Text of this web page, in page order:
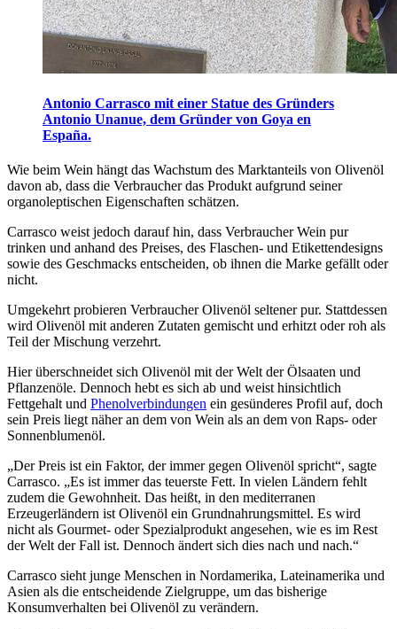
Antonio Carrasco mit einer Statue des Gründers
Antonio Unanue, dem Gründer von Goya en
España.
Wie beim Wein hängt das Wachstum des Marktanteils von Olivenöl
davon ab, dass die Verbraucher das Produkt aufgrund seiner
organoleptischen Eigenschaften schätzen.
Carrasco weist jedoch darauf hin, dass Verbraucher Wein pur
trinken und anhand des Preises, des Flaschen- und Etikettendesigns
sowie des Geschmacks entscheiden, ob ihnen die Marke gefällt oder
nicht.
Umgekehrt probieren Verbraucher Olivenöl seltener pur. Stattdessen
wird Olivenöl mit anderen Zutaten gemischt und erhitzt oder roh als
Teil der Mischung verzehrt.
Hier überschneidet sich Olivenöl mit der Welt der Ölsaaten und
Pflanzenöle. Dennoch hebt es sich ab und weist hinsichtlich
Fettgehalt und Phenolverbindungen ein gesünderes Profil auf, doch
sein Preis liegt näher an dem von Wein als an dem von Raps- oder
Sonnenblumenöl.
„Der Preis ist ein Faktor, der immer gegen Olivenöl spricht“, sagte
Carrasco. „Es ist immer das teuerste Fett. In vielen Ländern fehlt
zudem die Gewohnheit. Das heißt, in den mediterranen
Erzeugerländern ist Olivenöl ein Grundnahrungsmittel. Es wird
nicht als Gourmet- oder Spezialprodukt angesehen, wie es im Rest
der Welt der Fall ist. Dennoch ändert sich dies nach und nach.“
Carrasco sieht junge Menschen in Nordamerika, Lateinamerika und
Asien als die entscheidende Zielgruppe, um das bisherige
Konsumverhalten bei Olivenöl zu verändern.